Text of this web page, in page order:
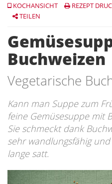
KOCHANSICHT REZEPT
TEILEN
Buchweizen
Vegetarische
Kann man Suppe zum
feine Gemüsesuppe mit
Sie schmeckt dank
sehr wandlungsfähig
lange satt.